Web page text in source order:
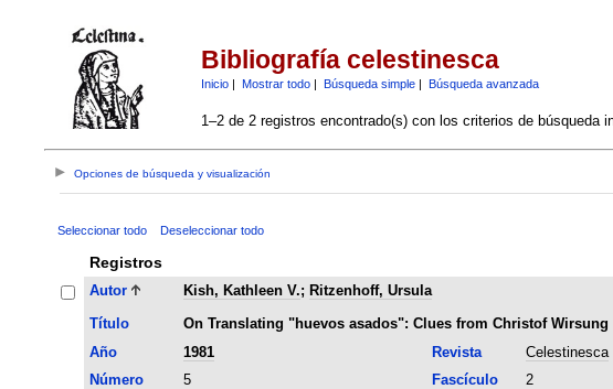
Bibliografía celestinesca
Inicio| Mostrar todo| Búsqueda simple| Búsqueda avanzada
1–2 de 2 registros encontrado(s) con los criterios de búsqueda
Opciones de búsqueda y visualización
Seleccionar todo Deseleccionar todo
Registros
Autor Kish, Kathleen V.; Ritzenhoff, Ursula
Título
On Translating "huevos asados": Clues from Christof Wirsung
Año
1981 Revista Celestinesca
Número
5 Fascículo 2